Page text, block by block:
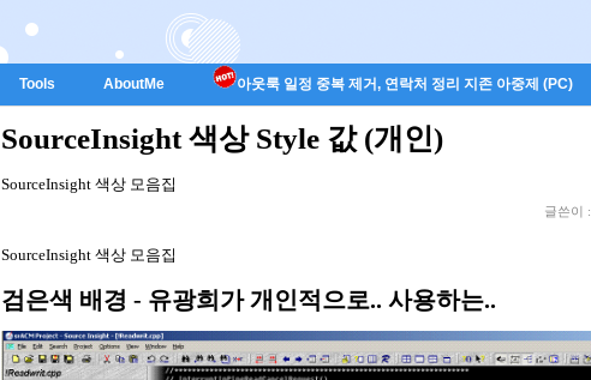
Tools AboutMe 아웃룩 일정 중복 제거, 연락처 정리 지존 아중제 (PC)
SourceInsight 색상 Style 값 (개인)
SourceInsight 색상 모음집
글쓴이 :
SourceInsight 색상 모음집
검은색 배경 - 유광희가 개인적으로.. 사용하는..